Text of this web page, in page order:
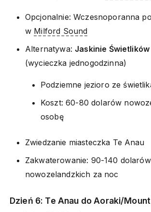
Opcjonalnie: Wczesnoporanna
w Milford Sound
Alternatywa: Jaskinie
(wycieczka jednogodzinna)
Podziemne jezioro ze
Koszt: 60-80 dolarów
osobę
Zwiedzanie miasteczka Te Anau
Zakwaterowanie: 90-140 dolarów
nowozelandzkich za noc
Dzień 6: Te Anau do Aoraki/